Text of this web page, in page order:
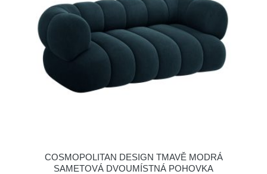
COSMOPOLITAN DESIGN TMAVĚ MODRÁ
SAMETOVÁ DVOUMÍSTNÁ POHOVKA